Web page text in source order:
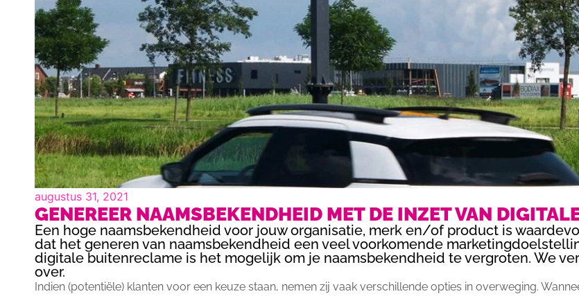
augustus 31, 2021
GENEREER NAAMSBEKENDHEID MET DE INZET VAN
Een hoge naamsbekendheid voor jouw organisatie, merk en/of product is
dat het generen van naamsbekendheid een veel voorkomende
digitale buitenreclame is het mogelijk om je naamsbekendheid te vergroten. We
over.
Indien (potentiële) klanten voor een keuze staan, nemen zij vaak verschillende opties in overweging.